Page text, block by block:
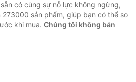
có cùng sự nỗ lực không ngừng,
sản phẩm, giúp bạn có thể so
khi mua. Chúng tôi không bán